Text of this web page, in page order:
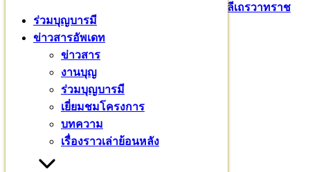
ร่วมบุญบารมี
ข่าวสารอัพเดท
ข่าวสาร
งานบุญ
ร่วมบุญบารมี
เยี่ยมชมโครงการ
บทความ
เรื่องราวเล่าย้อนหลัง
มหาวชิราลงกรณ​บาลี​เถรวาท​ราช​
วิทยาลัย​ สามเณรสีหะ
หมวดหมู่
ข่าวสาร(235)
งานบุญ(18)
บทความ(80)
พระมหากรุณาธิคุณ(76)
ร่วมบุญบารมี